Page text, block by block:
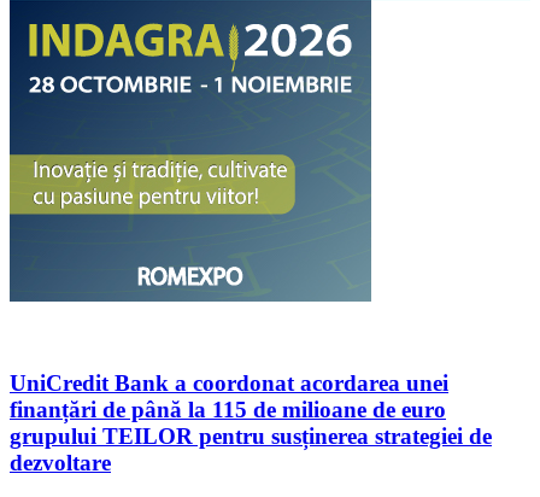
UniCredit Bank a coordonat acordarea unei
finanțări de până la 115 de milioane de euro
grupului TEILOR pentru susținerea strategiei de
dezvoltare